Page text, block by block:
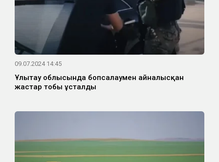
09.07.2024 14:45
Ұлытау облысында бопсалаумен айналысқан
жастар тобы ұсталды